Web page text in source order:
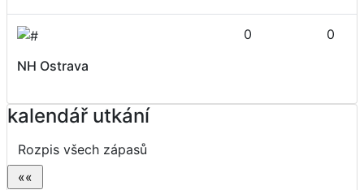
NH Ostrava
0 0
kalendář utkání
Rozpis všech zápasů